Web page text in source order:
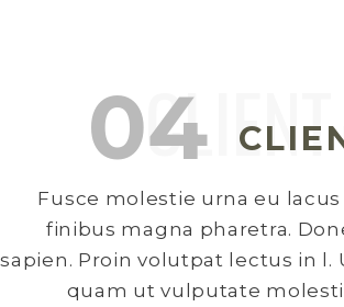
Fusce molestie urna eu
finibus magna pharetra.
sapien. Proin volutpat lectus in l.
quam ut vulputate